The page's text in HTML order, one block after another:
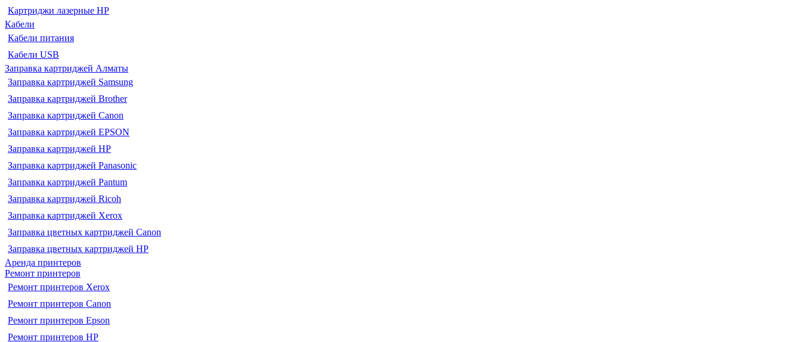
Картриджи лазерные HP
Кабели
Кабели питания
Кабели USB
Заправка картриджей Алматы
Заправка картриджей Samsung
Заправка картриджей Brother
Заправка картриджей Canon
Заправка картриджей EPSON
Заправка картриджей HP
Заправка картриджей Panasonic
Заправка картриджей Pantum
Заправка картриджей Ricoh
Заправка картриджей Xerox
Заправка цветных картриджей Canon
Заправка цветных картриджей HP
Аренда принтеров
Ремонт принтеров
Ремонт принтеров Xerox
Ремонт принтеров Canon
Ремонт принтеров Epson
Ремонт принтеров HP